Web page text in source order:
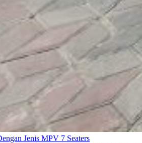
Jenis MPV 7 Seaters